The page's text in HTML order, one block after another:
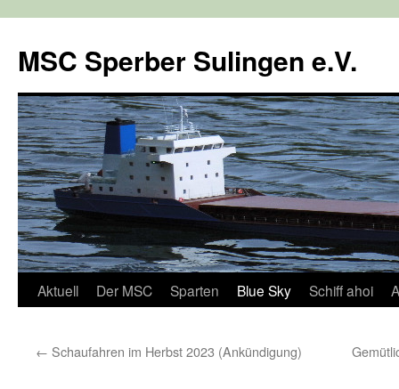
springen
MSC Sperber Sulingen e.V.
Aktuell Der MSC Sparten Blue Sky Schiff ahoi
← Schaufahren im Herbst 2023 (Ankündigung)